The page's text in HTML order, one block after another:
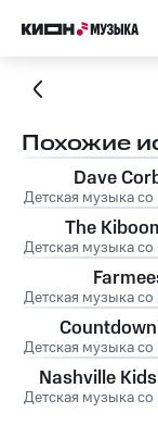
Похожие
Dave
Детская музыка со
The
Детская музыка со
Детская музыка со
Детская музыка со
Nashville
Детская музыка со